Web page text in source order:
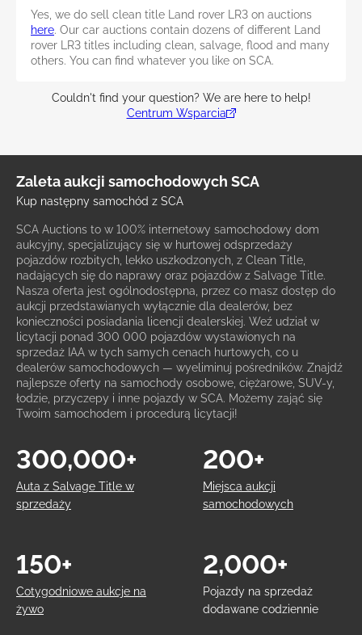
Yes, we do sell clean title Land rover LR3 on auctions
here. Our car auctions contain dozens of different Land
rover LR3 titles including clean, salvage, flood and many
others. You can find whatever you like on SCA.
Couldn't find your question? We are here to help!
Centrum Wsparcia
Zaleta aukcji samochodowych SCA
Kup następny samochód z SCA
SCA Auctions to w 100% internetowy samochodowy dom
aukcyjny, specjalizujący się w hurtowej odsprzedaży
pojazdów rozbitych, lekko uszkodzonych, z Clean Title,
nadających się do naprawy oraz pojazdów z Salvage Title.
Nasza oferta jest ogólnodostępna, przez co masz dostęp do
aukcji przedstawianych wyłącznie dla dealerów, bez
konieczności posiadania licencji dealerskiej. Weź udział w
licytacji ponad 300 000 pojazdów wystawionych na
sprzedaż IAA w tych samych cenach hurtowych, co u
dealerów samochodowych — wyeliminuj pośredników. Znajdź
najlepsze oferty na samochody osobowe, ciężarowe, SUV-y,
łodzie, przyczepy i inne pojazdy w SCA. Możemy zająć się
Twoim samochodem i procedurą licytacji!
Auta z Salvage Title w
sprzedaży
300,000+
Miejsca aukcji
samochodowych
200+
Cotygodniowe aukcje na
żywo
150+
Pojazdy na sprzedaż
dodawane codziennie
2,000+